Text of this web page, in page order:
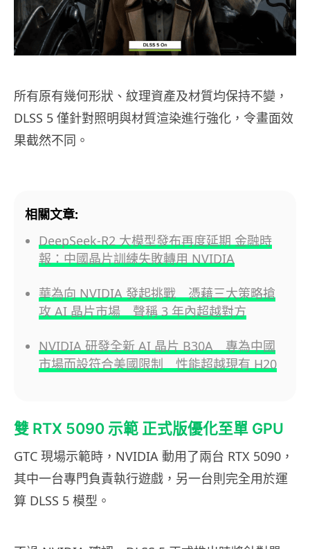
所有原有幾何形狀、紋理資產及材質均保持不變，
DLSS 5 僅針對照明與材質渲染進行強化，令畫面效
果截然不同。
相關文章:
DeepSeek-R2 大模型發布再度延期 金融時
報：中國晶片訓練失敗轉用 NVIDIA
華為向 NVIDIA 發起挑戰 憑藉三大策略搶
攻 AI 晶片市場 聲稱 3 年內超越對方
NVIDIA 研發全新 AI 晶片 B30A 專為中國
市場而設符合美國限制 性能超越現有 H20
雙 RTX 5090 示範 正式版優化至單 GPU
GTC 現場示範時，NVIDIA 動用了兩台 RTX 5090，
其中一台專門負責執行遊戲，另一台則完全用於運
算 DLSS 5 模型。